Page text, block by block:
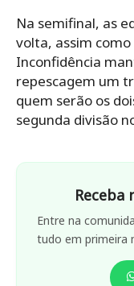
Na semifinal, as
volta, assim
Inconfidência
repescagem um
quem serão os
segunda divisão
Receba
Entre na
tudo em primeira